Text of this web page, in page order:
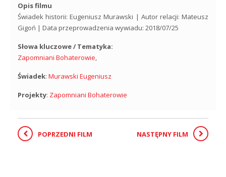
Opis filmu
Świadek historii: Eugeniusz Murawski | Autor relacji: Mateusz
Gigoń | Data przeprowadzenia wywiadu: 2018/07/25
Słowa kluczowe / Tematyka:
Zapomniani Bohaterowie,
Świadek: Murawski Eugeniusz
Projekty: Zapomniani Bohaterowie
POPRZEDNI FILM NASTĘPNY FILM